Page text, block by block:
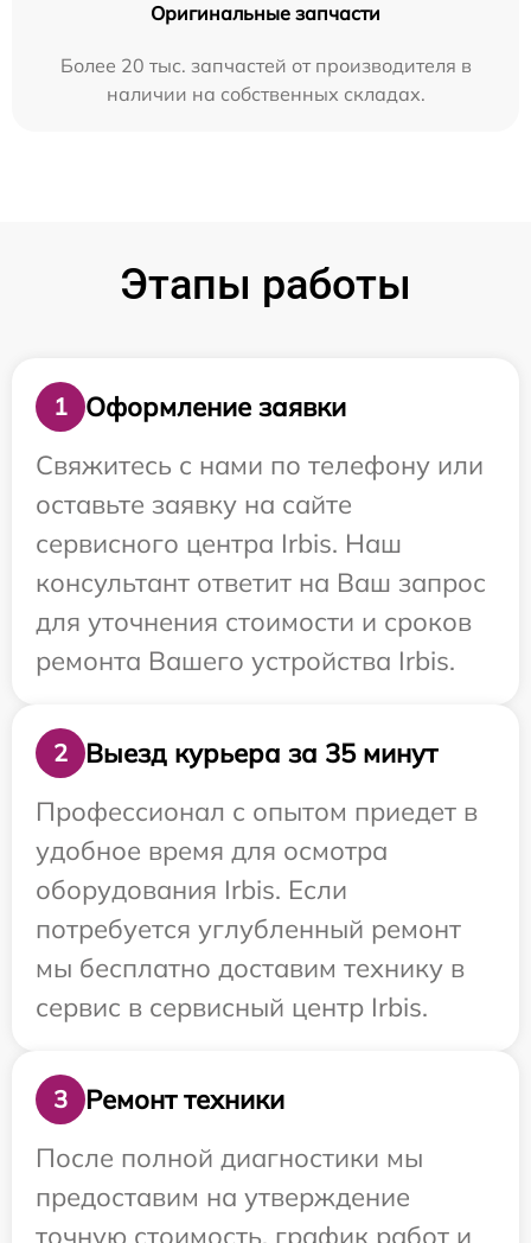
Оригинальные запчасти
Более 20 тыс. запчастей от производителя в
наличии на собственных складах.
Этапы работы
1
Оформление заявки
Свяжитесь с нами по телефону или
оставьте заявку на сайте
сервисного центра Irbis. Наш
консультант ответит на Ваш запрос
для уточнения стоимости и сроков
ремонта Вашего устройства Irbis.
2
Выезд курьера за 35 минут
Профессионал с опытом приедет в
удобное время для осмотра
оборудования Irbis. Если
потребуется углубленный ремонт
мы бесплатно доставим технику в
сервис в сервисный центр Irbis.
3
Ремонт техники
После полной диагностики мы
предоставим на утверждение
точную стоимость, график работ и